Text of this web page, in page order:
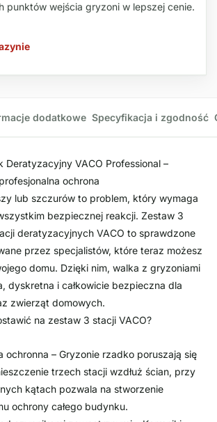
punktów wejścia gryzoni w lepszej cenie.
dodatkowe Specyfikacja i zgodność
Deratyzacyjny VACO Professional –
ochrona
lub szczurów to problem, który wymaga
bezpiecznej reakcji. Zestaw 3
deratyzacyjnych VACO to sprawdzone
przez specjalistów, które teraz możesz
domu. Dzięki nim, walka z gryzoniami
dyskretna i całkowicie bezpieczna dla
zwierząt domowych.
na zestaw 3 stacji VACO?
ochronna – Gryzonie rzadko poruszają się
trzech stacji wzdłuż ścian, przy
kątach pozwala na stworzenie
ochrony całego budynku.